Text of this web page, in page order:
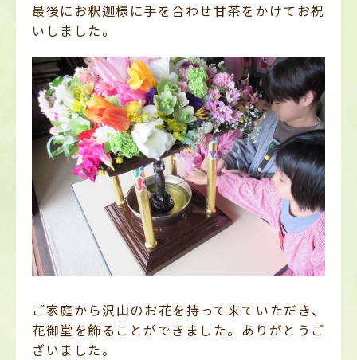
最後にお釈迦様に手を合わせ甘茶をかけてお祝
いしました。
ご家庭から沢山のお花を持って来ていただき、
花御堂を飾ることができました。ありがとうご
ざいました。